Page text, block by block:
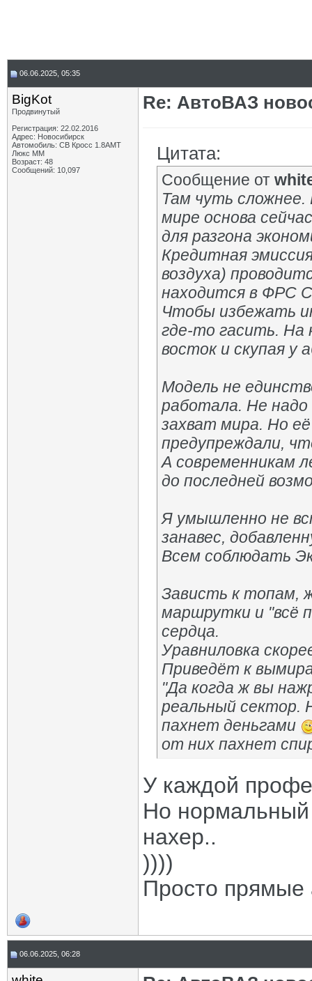
06.06.2025, 05:35
BigKot
Продвинутый
Регистрация: 22.02.2016
Адрес: Новосибирск
Автомобиль: СВ Кросс 1.8АМТ
Люкс ММ
Возраст: 48
Сообщений: 10,097
Re: АвтоВАЗ
Цитата:
Сообщение от
Там чуть сложнее.
мире основа
для разгона
Кредитная
воздуха)
находится в ФРС
Чтобы избежать
где-то гасить. На
восток и скупая у
Модель не
работала. Не
захват мира. Но
предупреждали,
А современникам
до последней
Я умышленно не
занавес,
Всем соблюдать
Зависть к топам,
маршрутки и "всё
сердца.
Уравниловка
Приведёт к
"Да когда ж вы
реальный сектор.
пахнет деньгами
от них пахнет
У каждой
Но нормальный
нахер..
))))
Просто прямые
06.06.2025, 06:28